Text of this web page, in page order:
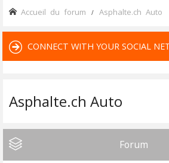
Accueil du forum Asphalte.ch Auto
CONNECT WITH YOUR SOCIAL
Asphalte.ch Auto
Forum